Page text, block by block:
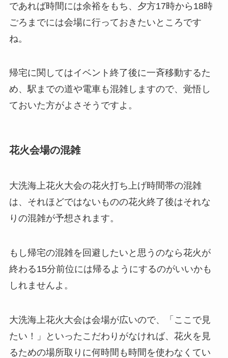
であれば時間には余裕をもち、夕方17時から18時
ごろまでには会場に行っておきたいところです
ね。
帰宅に関してはイベント終了後に一斉移動するた
め、駅までの道や電車も混雑しますので、覚悟し
ておいた方がよさそうですよ。
花火会場の混雑
大洗海上花火大会の花火打ち上げ時間帯の混雑
は、それほどではないものの花火終了後はそれな
りの混雑が予想されます。
もし帰宅の混雑を回避したいと思うのなら花火が
終わる15分前位には帰るようにするのがいいかも
しれませんよ。
大洗海上花火大会は会場が広いので、「ここで見
たい！」といったこだわりがなければ、花火を見
るための場所取りに何時間も時間を使わなくてい